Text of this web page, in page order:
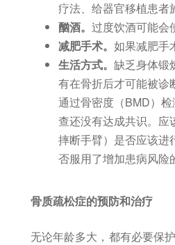
疗法、给器官移植患者
酗酒。 过度饮酒可能会
减肥手术。 如果减肥手
生活方式。 缺乏身体锻
有在骨折后才可能被诊
通过骨密度（BMD）
查还没有达成共识。应
摔断手臂）是否应该进
否服用了增加患病风险
骨质疏松症的预防和治疗
无论年龄多大，都有必要保